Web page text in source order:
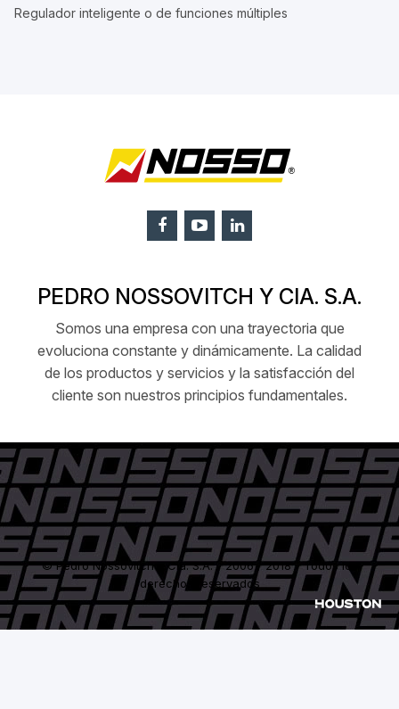
Regulador inteligente o de funciones múltiples
PEDRO NOSSOVITCH Y CIA. S.A.
Somos una empresa con una trayectoria que
evoluciona constante y dinámicamente. La calidad
de los productos y servicios y la satisfacción del
cliente son nuestros principios fundamentales.
© Pedro Nossovitch y Cía. S.A. - 2006 / 2018 - Todos los
derechos reservados